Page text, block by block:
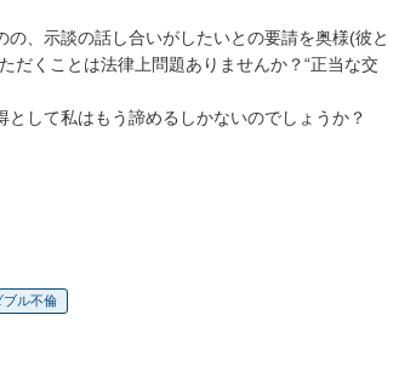
、示談の話し合いがしたいとの要請を奥様(彼と
だくことは法律上問題ありませんか？“正当な交
して私はもう諦めるしかないのでしょうか？
ブル不倫